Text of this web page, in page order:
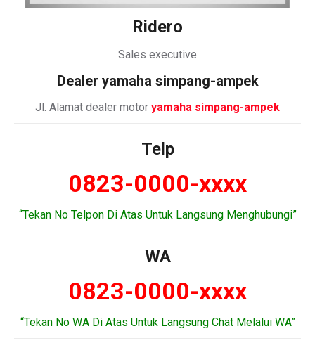
Ridero
Sales executive
Dealer yamaha simpang-ampek
Jl. Alamat dealer motor yamaha simpang-ampek
Telp
0823-0000-xxxx
“Tekan No Telpon Di Atas Untuk Langsung Menghubungi”
WA
0823-0000-xxxx
“Tekan No WA Di Atas Untuk Langsung Chat Melalui WA”